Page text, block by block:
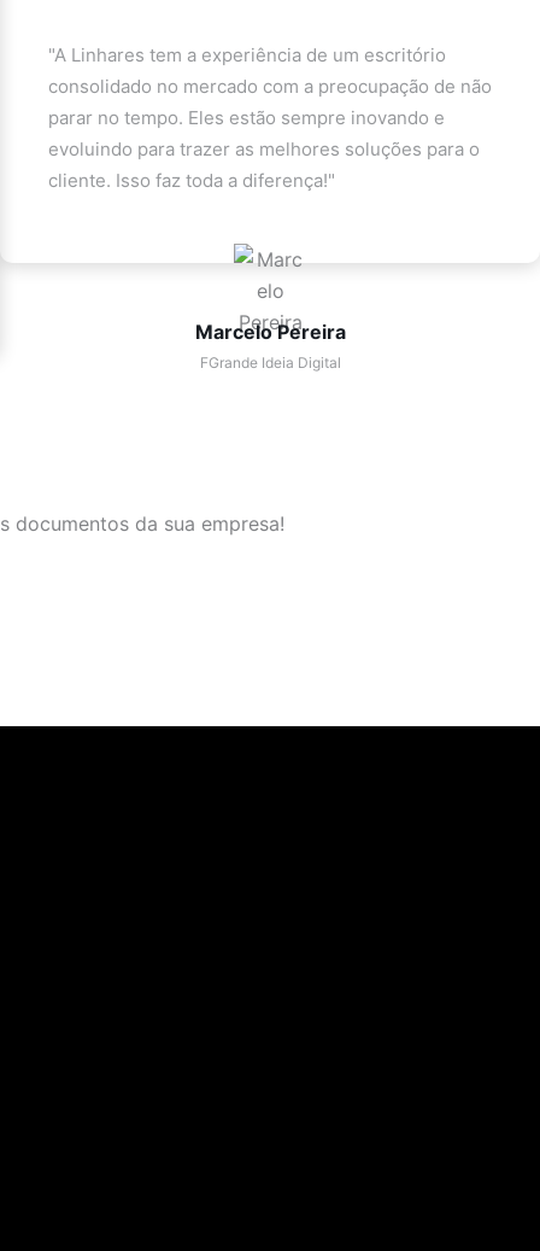
Marcelo Pereira
FGrande Ideia Digital
"A Linhares tem a experiência de um escritório
consolidado no mercado com a preocupação de não
parar no tempo. Eles estão sempre inovando e
evoluindo para trazer as melhores soluções para o
cliente. Isso faz toda a diferença!"
da sua empresa!